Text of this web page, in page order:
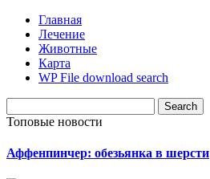
Главная
Лечение
Животные
Карта
WP File download search
Топовые новости
Аффенпинчер: обезьянка в шерсти